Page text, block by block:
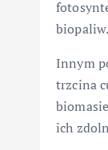
biopaliw.
Innym
trzcina
ich